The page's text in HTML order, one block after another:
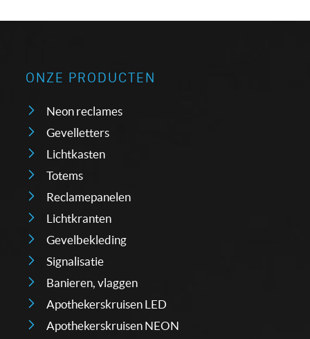
ONZE PRODUCTEN
Neon reclames
Gevelletters
Lichtkasten
Totems
Reclamepanelen
Lichtkranten
Gevelbekleding
Signalisatie
Banieren, vlaggen
Apothekerskruisen LED
Apothekerskruisen NEON